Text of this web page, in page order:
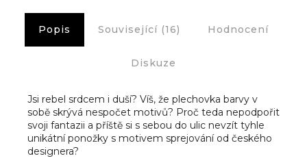
Popis Související (16) Hodnocení
Diskuze
Jsi rebel srdcem i duší? Víš, že plechovka barvy v
sobě skrývá nespočet motivů? Proč teda nepodpořit
svoji fantazii a příště si s sebou do ulic nevzít tyhle
unikátní ponožky s motivem sprejování od českého
designera?